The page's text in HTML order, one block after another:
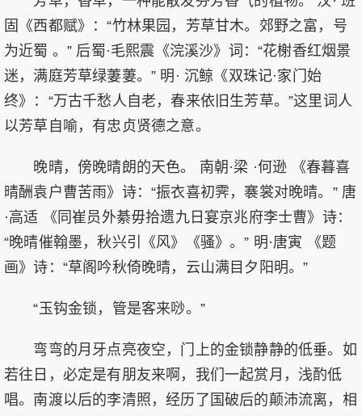
固《西都赋》：“竹林果园，芳草甘木。郊野之富，号
为近蜀 。” 后蜀·毛熙震《浣溪沙》词：“花榭香红烟景
迷，满庭芳草绿萋萋。” 明· 沉鲸《双珠记·家门始
终》：“万古千愁人自老，春来依旧生芳草。”这里词人
以芳草自喻，有忠贞贤德之意。
晚晴，傍晚晴朗的天色。 南朝·梁 ·何逊 《春暮喜
晴酬袁户曹苦雨》诗：“振衣喜初霁，褰裳对晚晴。” 唐
·高适 《同崔员外綦毋拾遗九日宴京兆府李士曹》诗：
“晚晴催翰墨，秋兴引《风》《骚》。” 明·唐寅 《题
画》诗：“草阁吟秋倚晚晴，云山满目夕阳明。”
“玉钩金锁，管是客来唦。”
弯弯的月牙点亮夜空，门上的金锁静静的低垂。如
若往日，必定是有朋友来啊，我们一起赏月，浅酌低
唱。南渡以后的李清照，经历了国破后的颠沛流离，相